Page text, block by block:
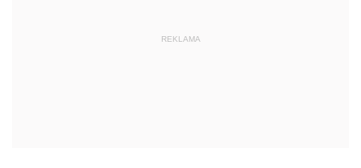
REKLAMA